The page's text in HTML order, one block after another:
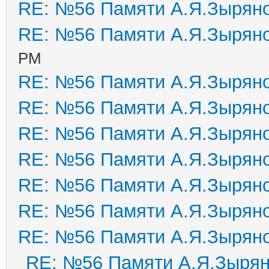
RE: №56 Памяти
RE: №56 Памяти
PM
RE: №56 Памяти
RE: №56 Памяти
RE: №56 Памяти
RE: №56 Памяти
RE: №56 Памяти
RE: №56 Памяти
RE: №56 Памяти
RE: №56 Памяти